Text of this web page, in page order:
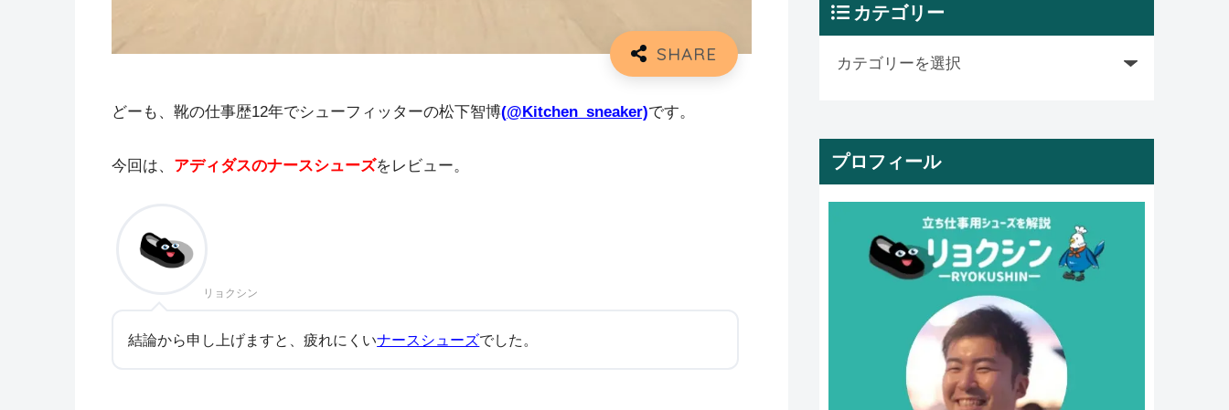
どーも、靴の仕事歴12年でシューフィッターの松下智博(@Kitchen_sneaker)です。
今回は、 アディダスのナースシューズをレビュー。
リョクシン
結論から申し上げますと、疲れにくいナースシューズでした。
カテゴリー
プロフィール